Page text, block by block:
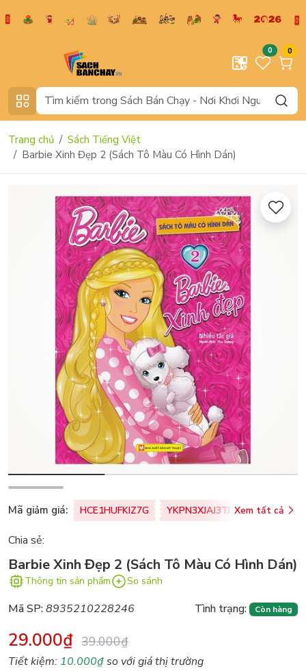
0 0
Trang chủ
Sách Tiếng Việt
Barbie Xinh Đẹp 2 (Sách Tô Màu Có Hình Dán)
Mã giảm giá: HCE1HUFKIZ7G YKPN3XJAJ3TJ Xem tất cả
Chia sẻ:
Barbie Xinh Đẹp 2 (Sách Tô Màu Có Hình Dán)
Thông tin sản phẩm So sánh
Mã SP:8935210228246 Tình trạng: Còn hàng
29.000₫ 39.000₫
Tiết kiệm: 10.000₫so với giá thị trường